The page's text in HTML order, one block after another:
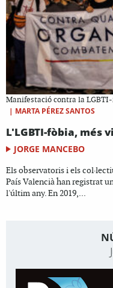
Manifestació contra la
| MARTA PÉREZ SANTOS
L'LGBTI-fòbia, més
JORGE MANCEBO
Els observatoris i els
País Valencià han registrat
l'últim any. En 2019,...